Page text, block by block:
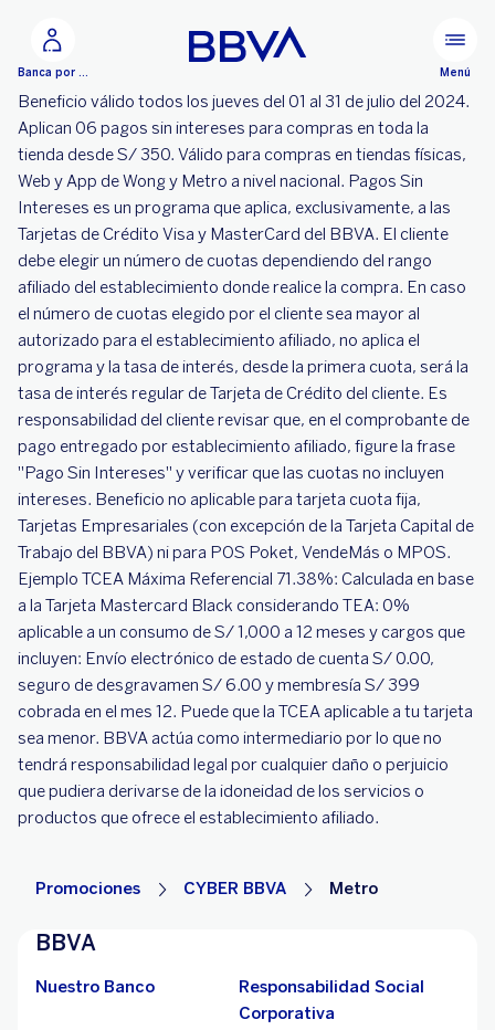
Banca por Internet Menú
Beneficio válido todos los jueves del 01 al 31 de julio del 2024.
Aplican 06 pagos sin intereses para compras en toda la
tienda desde S/ 350. Válido para compras en tiendas físicas,
Web y App de Wong y Metro a nivel nacional. Pagos Sin
Intereses es un programa que aplica, exclusivamente, a las
Tarjetas de Crédito Visa y MasterCard del BBVA. El cliente
debe elegir un número de cuotas dependiendo del rango
afiliado del establecimiento donde realice la compra. En caso
el número de cuotas elegido por el cliente sea mayor al
autorizado para el establecimiento afiliado, no aplica el
programa y la tasa de interés, desde la primera cuota, será la
tasa de interés regular de Tarjeta de Crédito del cliente. Es
responsabilidad del cliente revisar que, en el comprobante de
pago entregado por establecimiento afiliado, figure la frase
"Pago Sin Intereses" y verificar que las cuotas no incluyen
intereses. Beneficio no aplicable para tarjeta cuota fija,
Tarjetas Empresariales (con excepción de la Tarjeta Capital de
Trabajo del BBVA) ni para POS Poket, VendeMás o MPOS.
Ejemplo TCEA Máxima Referencial 71.38%: Calculada en base
a la Tarjeta Mastercard Black considerando TEA: 0%
aplicable a un consumo de S/ 1,000 a 12 meses y cargos que
incluyen: Envío electrónico de estado de cuenta S/ 0.00,
seguro de desgravamen S/ 6.00 y membresía S/ 399
cobrada en el mes 12. Puede que la TCEA aplicable a tu tarjeta
sea menor. BBVA actúa como intermediario por lo que no
tendrá responsabilidad legal por cualquier daño o perjuicio
que pudiera derivarse de la idoneidad de los servicios o
productos que ofrece el establecimiento afiliado.
Promociones CYBER BBVA Metro
BBVA
Nuestro Banco
Responsabilidad Social
Corporativa